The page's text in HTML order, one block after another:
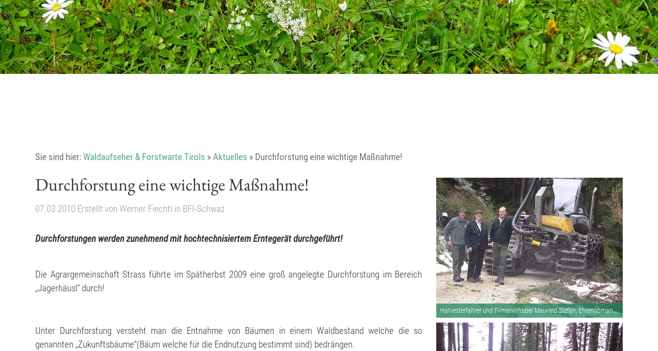
Sie sind hier:Waldaufseher & Forstwarte Tirols » Aktuelles » Durchforstung eine wichtige Maßnahme!
Durchforstung eine wichtige Maßnahme!
07.03.2010 Erstellt von Werner Fiechtl in BFI-Schwaz
Durchforstungen werden zunehmend mit hochtechnisiertem Erntegerät durchgeführt!
Die Agrargemeinschaft Strass führte im Spätherbst 2009 eine groß angelegte Durchforstung im Bereich
„Jagerhäusl“ durch!
Unter Durchforstung versteht man die Entnahme von Bäumen in einem Waldbestand welche die so
genannten „Zukunftsbäume“(Bäum welche für die Endnutzung bestimmt sind) bedrängen.
Harvesterfahrer und Firmeninhaber Maiwald Stefan, Ehrenobmann Prantl Josef, Waldaufseher Fiechtl Werner v.r.n.l.